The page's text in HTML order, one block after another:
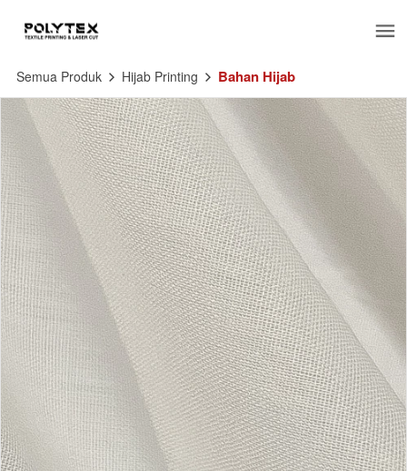
Semua Produk Hijab Printing Bahan Hijab